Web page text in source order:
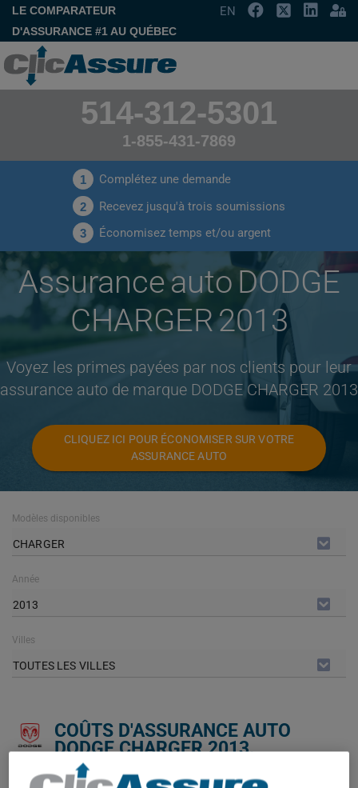
LE COMPARATEUR
D'ASSURANCE #1 AU QUÉBEC
EN
514-312-5301
1-855-431-7869
1 Complétez une demande
2 Recevez jusqu'à trois soumissions
3 Économisez temps et/ou argent
Assurance auto DODGE
CHARGER 2013
Voyez les primes payées par nos clients pour leur
assurance auto de marque DODGE CHARGER 2013
CLIQUEZ ICI POUR ÉCONOMISER SUR VOTRE
ASSURANCE AUTO
Modèles disponibles
CHARGER
Année
2013
Villes
TOUTES LES VILLES
COÛTS D'ASSURANCE AUTO
DODGE CHARGER 2013.